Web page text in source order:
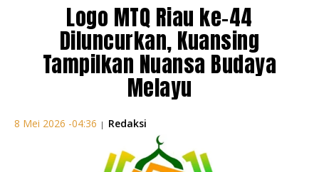
Logo MTQ Riau ke-44
Diluncurkan, Kuansing
Tampilkan Nuansa Budaya
Melayu
8 Mei 2026 -04:36 | Redaksi